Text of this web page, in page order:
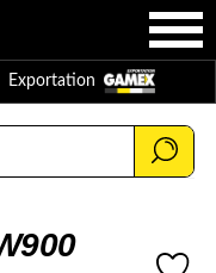
Exportation